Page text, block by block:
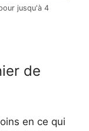
jusqu'à 4
de
en ce qui